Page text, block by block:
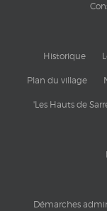
Historique
Plan du village
'Les Hauts de
Démarches